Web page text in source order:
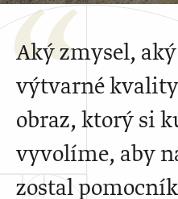
Aký zmysel,
výtvarné
obraz, ktorý si
vyvolíme, aby
zostal